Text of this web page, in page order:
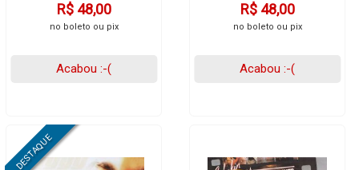
R$ 48,00
no boleto ou pix
Acabou :-(
R$ 48,00
no boleto ou pix
Acabou :-(